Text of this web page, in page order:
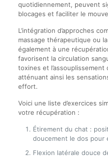
quotidiennement, peuvent
blocages et faciliter le
L’intégration d’approches
massage thérapeutique ou
également à une
favorisent la circulation
toxines et
atténuant ainsi les
effort.
Voici une liste d’exercices
votre récupération :
Étirement du chat :
doucement le dos pour
Flexion latérale douce